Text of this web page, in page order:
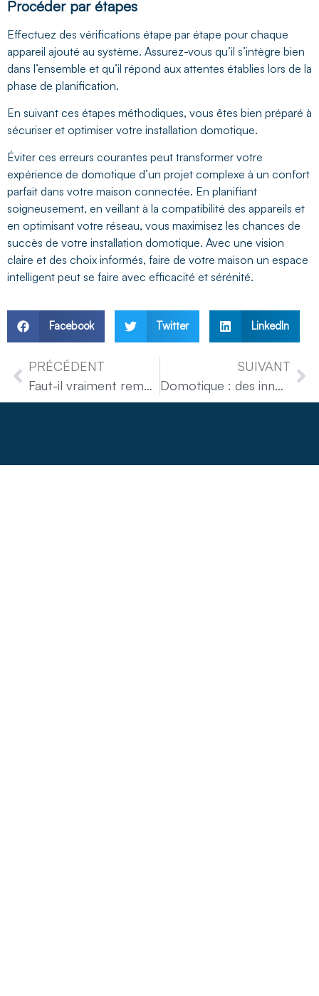
Procéder par étapes
Effectuez des vérifications étape par étape pour chaque
appareil ajouté au système. Assurez-vous qu’il s’intègre bien
dans l’ensemble et qu’il répond aux attentes établies lors de la
phase de planification.
En suivant ces étapes méthodiques, vous êtes bien préparé à
sécuriser et optimiser votre installation domotique.
Éviter ces erreurs courantes peut transformer votre
expérience de domotique d’un projet complexe à un confort
parfait dans votre maison connectée. En planifiant
soigneusement, en veillant à la compatibilité des appareils et
en optimisant votre réseau, vous maximisez les chances de
succès de votre installation domotique. Avec une vision
claire et des choix informés, faire de votre maison un espace
intelligent peut se faire avec efficacité et sérénité.
Facebook Twitter LinkedIn
PRÉCÉDENT
Faut-il vraiment remplacer votre aspirateur par un modèle robotisé ?
SUIVANT
Domotique : des innovations à découvrir en 2025